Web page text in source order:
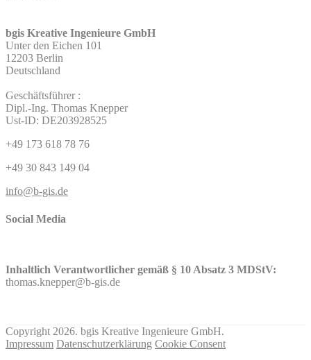
bgis Kreative Ingenieure GmbH
Unter den Eichen 101
12203 Berlin
Deutschland
Geschäftsführer :
Dipl.-Ing. Thomas Knepper
Ust-ID: DE203928525
+49 173 618 78 76
+49 30 843 149 04
info@b-gis.de
Social Media
Inhaltlich Verantwortlicher gemäß § 10 Absatz 3 MDStV:
thomas.knepper@b-gis.de
Copyright 2026. bgis Kreative Ingenieure GmbH.
Impressum Datenschutzerklärung Cookie Consent